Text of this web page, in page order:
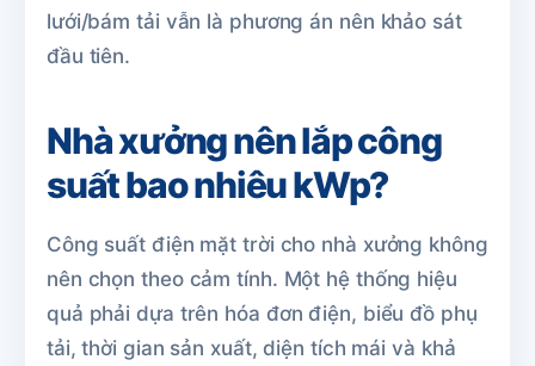
lưới/bám tải vẫn là phương án nên khảo sát
đầu tiên.
Nhà xưởng nên lắp công
suất bao nhiêu kWp?
Công suất điện mặt trời cho nhà xưởng không
nên chọn theo cảm tính. Một hệ thống hiệu
quả phải dựa trên hóa đơn điện, biểu đồ phụ
tải, thời gian sản xuất, diện tích mái và khả